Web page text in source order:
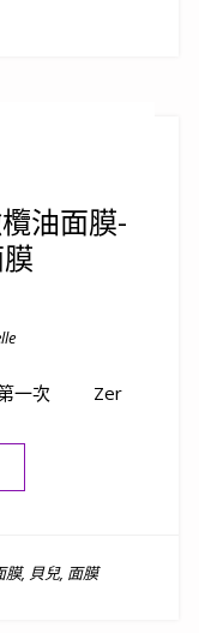
油面膜-
第一次 Zer
保養]美肌❘保濕❘橄欖油面
膜, 貝兒, 面膜